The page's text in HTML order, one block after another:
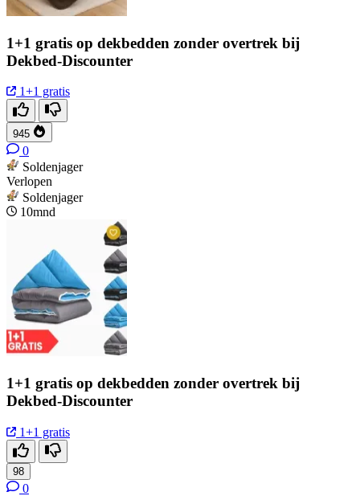
1+1 gratis op dekbedden zonder overtrek bij
Dekbed-Discounter
1+1 gratis
945
0
Soldenjager
Verlopen
Soldenjager
10mnd
1+1 gratis op dekbedden zonder overtrek bij
Dekbed-Discounter
1+1 gratis
98
0